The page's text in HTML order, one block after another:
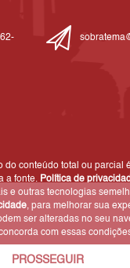
do conteúdo total ou parcial
a fonte. Política de
e outras tecnologias
, para melhorar sua
ser alteradas no seu
com essas
PROSSEGUIR